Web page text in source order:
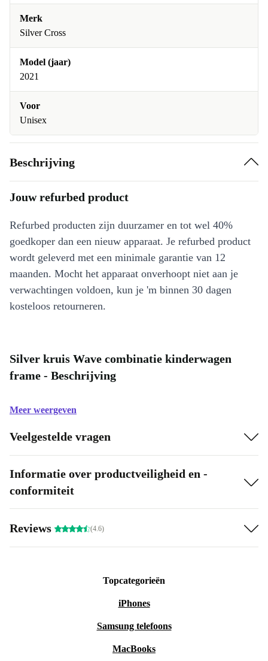
Merk
Silver Cross
Model (jaar)
2021
Voor
Unisex
Beschrijving
Jouw refurbed product
Refurbed producten zijn duurzamer en tot wel 40%
goedkoper dan een nieuw apparaat. Je refurbed product
wordt geleverd met een minimale garantie van 12
maanden. Mocht het apparaat onverhoopt niet aan je
verwachtingen voldoen, kun je 'm binnen 30 dagen
kosteloos retourneren.
Silver kruis Wave combinatie kinderwagen
frame - Beschrijving
Meer weergeven
Veelgestelde vragen
Informatie over productveiligheid en -
conformiteit
Reviews (4.6)
Topcategorieën
iPhones
Samsung telefoons
MacBooks